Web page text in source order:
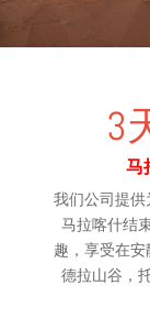
3
马
我们公司提
马拉喀什结
趣，享受在
德拉山谷，